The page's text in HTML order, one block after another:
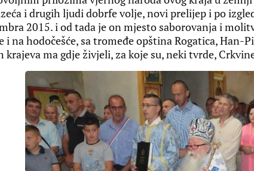
i drugih ljudi dobrfe volje, novi prelijep i po
2015. i od tada je on mjesto saborovanja i
i na hodočešće, sa tromeđe opština Rogatica, Han-
krajeva ma gdje živjeli, za koje su, neki tvrde,